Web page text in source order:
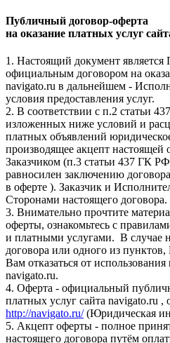
Публичный договор-оферта
на оказание платных услуг
1. Настоящий документ
официальным договором на
navigato.ru в дальнейшем -
условия предоставления услуг.
2. В соответствии с п.2 статьи
изложенных ниже условий и
платных объявлений
производящее акцепт настоящей
Заказчиком (п.3 статьи 437 ГК
равносилен заключению
в оферте ). Заказчик и
Сторонами настоящего договора.
3. Внимательно прочтите
оферты, ознакомьтесь с
и платными услугами. В случае
договора или одного из пунктов,
Вам отказаться от
navigato.ru.
4. Оферта - официальный
платных услуг сайта navigato.ru
http://navigato.ru/(Юридическая
5. Акцепт оферты - полное
настоящего договора путём